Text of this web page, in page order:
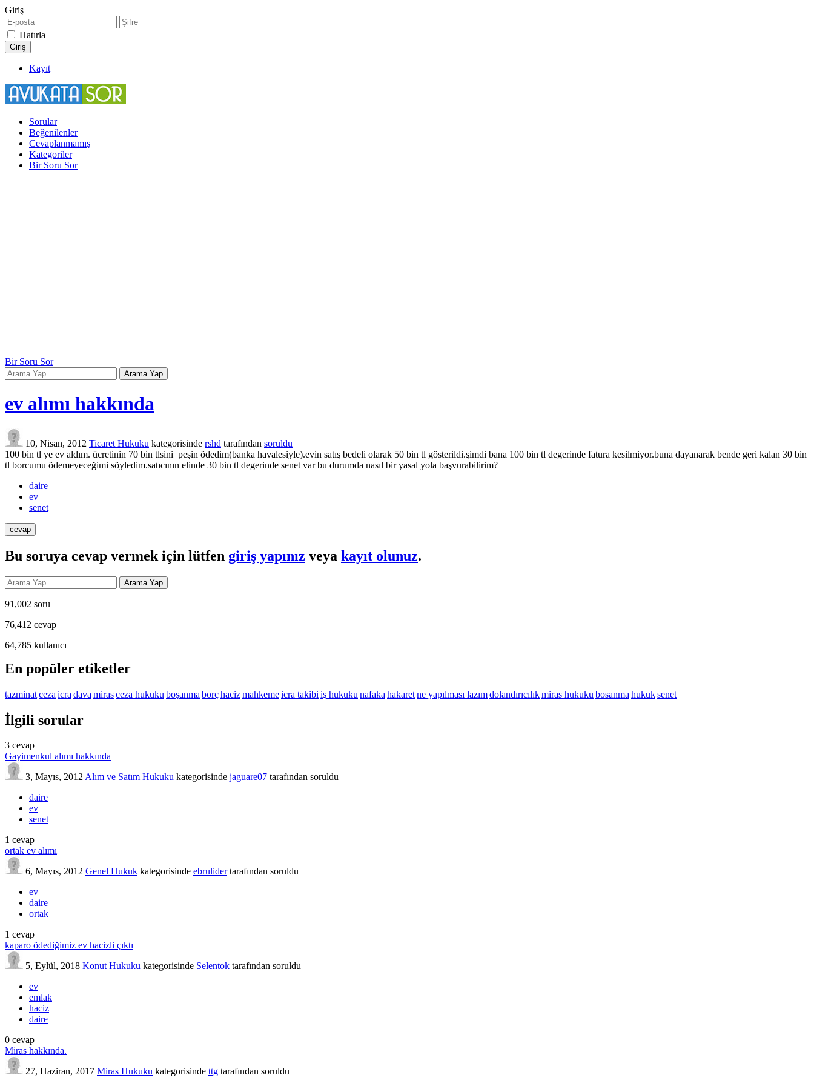
Giriş
Hatırla
Kayıt
Sorular
Beğenilenler
Cevaplanmamış
Kategoriler
Bir Soru Sor
Bir Soru Sor
ev alımı hakkında
10, Nisan, 2012 Ticaret Hukuku kategorisinde rshd tarafından soruldu
100 bin tl ye ev aldım. ücretinin 70 bin tlsini peşin ödedim(banka havalesiyle).evin satış bedeli olarak 50 bin tl gösterildi.şimdi bana 100 bin tl degerinde fatura kesilmiyor.buna dayanarak bende geri kalan 30 bin
tl borcumu ödemeyeceğimi söyledim.satıcının elinde 30 bin tl degerinde senet var bu durumda nasıl bir yasal yola başvurabilirim?
daire
ev
senet
Bu soruya cevap vermek için lütfen giriş yapınız veya kayıt olunuz.
91,002 soru
76,412 cevap
64,785 kullanıcı
En popüler etiketler
tazminatceza icra dava mirasceza hukuku boşanma borçhacizmahkemeicra takibi iş hukuku nafaka hakaretne yapılması lazımdolandırıcılıkmiras hukuku bosanma hukuksenet
İlgili sorular
3 cevap
Gayimenkul alımı hakkında
3, Mayıs, 2012Alım ve Satım Hukuku kategorisinde jaguare07 tarafından soruldu
daire
ev
senet
1 cevap
ortak ev alımı
6, Mayıs, 2012 Genel Hukuk kategorisinde ebrulider tarafından soruldu
ev
daire
ortak
1 cevap
kaparo ödediğimiz ev hacizli çıktı
5, Eylül, 2018 Konut Hukuku kategorisinde Selentok tarafından soruldu
ev
emlak
haciz
daire
0 cevap
Miras hakkında.
27, Haziran, 2017 Miras Hukuku kategorisinde ttg tarafından soruldu